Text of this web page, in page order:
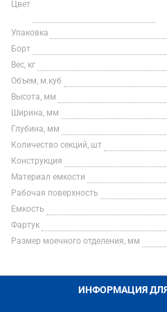
Цвет
Упаковка
Борт
Вес, кг
Объем, м.куб
Высота, мм
Ширина, мм
Глубина, мм
Количество секций, шт
Конструкция
Материал емкости
Рабочая поверхность
Емкость
Фартук
Размер моечного отделения, мм
ИНФОРМАЦИЯ